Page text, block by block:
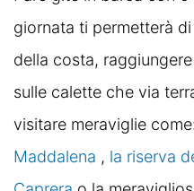
giornata ti permetterà
della costa,
sulle calette che via
visitare meraviglie
Maddalena , la riserva